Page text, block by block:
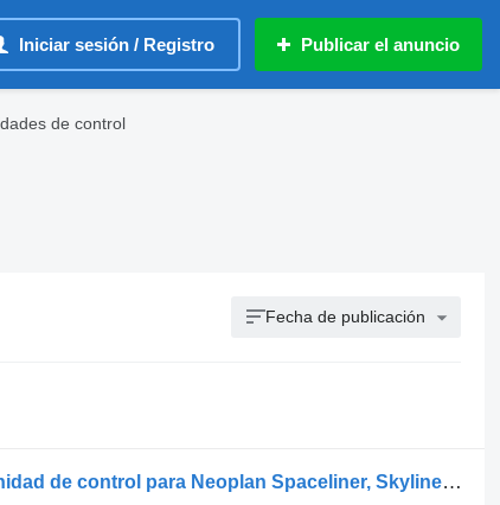
Iniciar sesión / Registro Publicar el anuncio
de control
Fecha de publicación
Bosch Cityliner n116 (01.73-) 11011625 unidad de control para Neoplan Spaceliner, Skyliner, Jetliner, Cityliner (1973-) autobús